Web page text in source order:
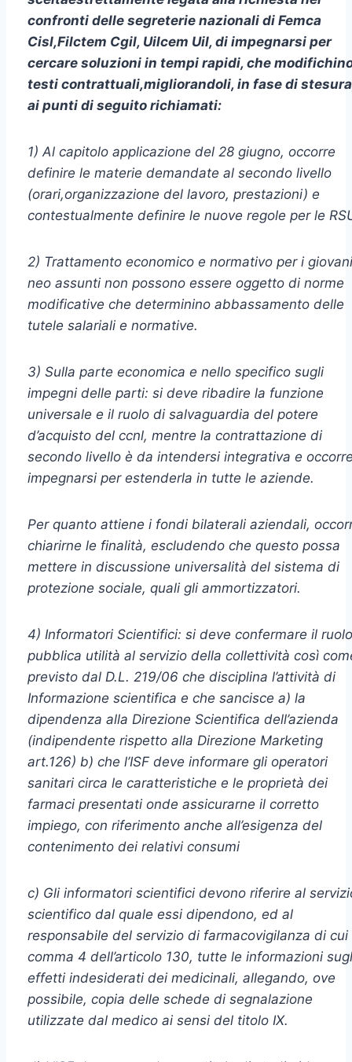
confronti delle segreterie nazionali di Femca
Cisl,Filctem Cgil, Uilcem Uil, di impegnarsi per
cercare soluzioni in tempi rapidi, che
testi contrattuali,migliorandoli, in fase di
ai punti di seguito richiamati:
1) Al capitolo applicazione del 28 giugno, occorre
definire le materie demandate al secondo livello
(orari,organizzazione del lavoro, prestazioni) e
contestualmente definire le nuove regole per le
2) Trattamento economico e normativo per i giovani
neo assunti non possono essere oggetto di norme
modificative che determinino abbassamento delle
tutele salariali e normative.
3) Sulla parte economica e nello specifico sugli
impegni delle parti: si deve ribadire la funzione
universale e il ruolo di salvaguardia del potere
d’acquisto del ccnl, mentre la contrattazione di
secondo livello è da intendersi integrativa e
impegnarsi per estenderla in tutte le aziende.
Per quanto attiene i fondi bilaterali aziendali,
chiarirne le finalità, escludendo che questo possa
mettere in discussione universalità del sistema di
protezione sociale, quali gli ammortizzatori.
4) Informatori Scientifici: si deve confermare il
pubblica utilità al servizio della collettività così
previsto dal D.L. 219/06 che disciplina l’attività di
Informazione scientifica e che sancisce a) la
dipendenza alla Direzione Scientifica dell’azienda
(indipendente rispetto alla Direzione Marketing
art.126) b) che l’ISF deve informare gli operatori
sanitari circa le caratteristiche e le proprietà dei
farmaci presentati onde assicurarne il corretto
impiego, con riferimento anche all’esigenza del
contenimento dei relativi consumi
c) Gli informatori scientifici devono riferire al
scientifico dal quale essi dipendono, ed al
responsabile del servizio di farmacovigilanza di cui
comma 4 dell’articolo 130, tutte le informazioni
effetti indesiderati dei medicinali, allegando, ove
possibile, copia delle schede di segnalazione
utilizzate dal medico ai sensi del titolo IX.